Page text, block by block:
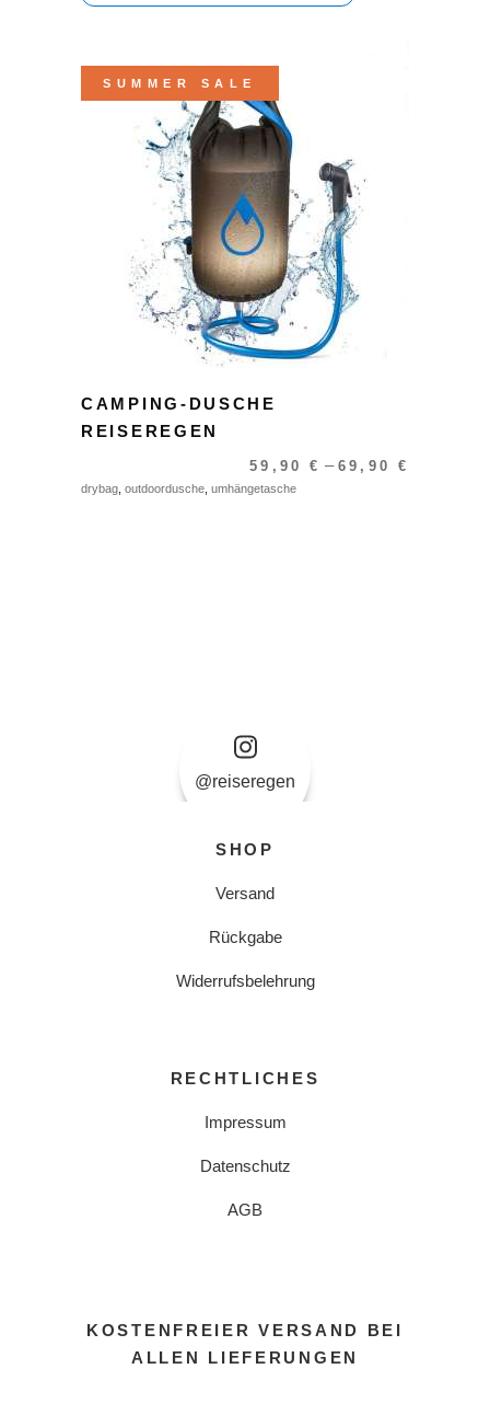
SUMMER SALE
CAMPING-DUSCHE
REISEREGEN
59,90€ –69,90 €
drybag outdoordusche umhängetasche
@reiseregen
SHOP
Versand
Rückgabe
Widerrufsbelehrung
RECHTLICHES
Impressum
Datenschutz
AGB
KOSTENFREIER VERSAND BEI
ALLEN LIEFERUNGEN